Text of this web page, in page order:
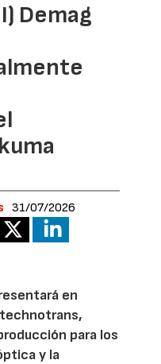
Demag
31/07/2026
en
para los
y la